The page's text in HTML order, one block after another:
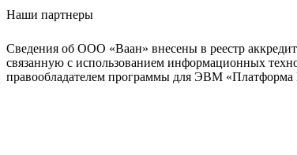
Наши партнеры
Сведения об ООО «Ваан» внесены в реестр
связанную с использованием информационных
правообладателем программы для ЭВМ «Платформа